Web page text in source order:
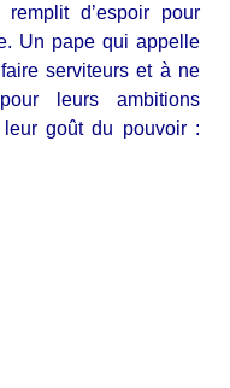
d’espoir pour
Un pape qui appelle
serviteurs et à ne
leurs ambitions
goût du pouvoir :